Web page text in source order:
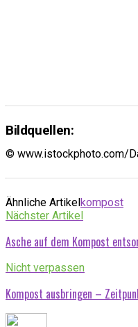
Bildquellen:
© www.istockphoto.com/
Ähnliche Artikel kompost
Nächster Artikel
Asche auf dem Kompost
Nicht verpassen
Kompost ausbringen –